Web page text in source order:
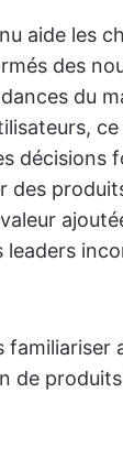
aide les
des
du
ce
décisions
des
leaders
familiariser
de